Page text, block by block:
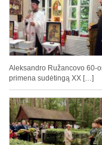
Aleksandro Ružancovo 60-
primena sudėtingą XX […]